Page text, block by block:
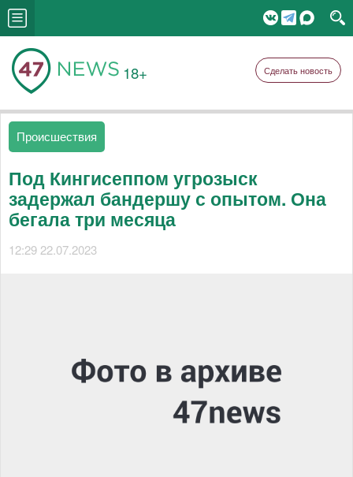
18+ Сделать новость
Происшествия
Под Кингисеппом угрозыск
задержал бандершу с опытом. Она
бегала три месяца
12:29 22.07.2023